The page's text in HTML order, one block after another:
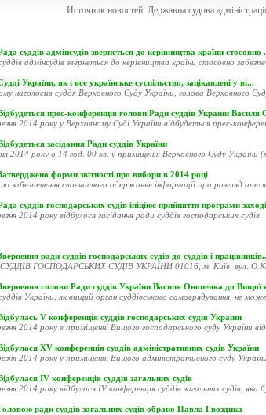
Источник новостей: Державна судова
суддів адмінсудів звернеться до керівництва країни стосовно
адмінсудів звернеться до керівництва країни стосовно
України, як і все українське суспільство, зацікавлені у ві...
наголосив суддя Верховного Суду України, голова Верховного
прес-конференція голови Ради суддів України Василя
2014 року у Верховному Суді України відбудеться прес-
засідання Ради суддів України
2014 року о 14 год. 00 хв. у приміщенні Верховного Суду України
форми звітності про вибори в 2014 році
забезпечення своєчасного одержання інформації про розгляд
суддів господарських судів ініціює прийняття програми
2014 року відбулося засідання ради суддів господарських судів.
ради суддів господарських судів до суддів і
ГОСПОДАРСЬКИХ СУДІВ УКРАЇНИ 01016, м. Київ, вул.
голови Ради суддів України Василя Онопенка до Вищої
України, як вищий орган суддівського самоврядування, не
V конференція суддів господарських судів України
2014 року в приміщенні Вищого господарського суду України
XV конференція суддів адміністративних судів України
2014 року у приміщенні Вищого адміністративного суду
ІV конференція суддів загальних судів
2014 року відбулася ІV конференція суддів загальних судів, яка
ради суддів загальних судів обрано Павла Гвоздика